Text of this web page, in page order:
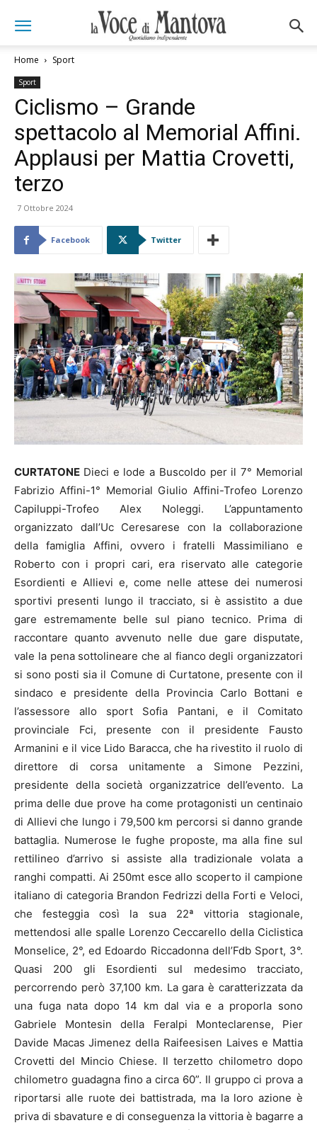
Home Sport
Sport
Ciclismo – Grande
spettacolo al Memorial Affini.
Applausi per Mattia Crovetti,
terzo
7 Ottobre 2024
Facebook Twitter
CURTATONE Dieci e lode a Buscoldo per il 7° Memorial
Fabrizio Affini-1° Memorial Giulio Affini-Trofeo Lorenzo
Capiluppi-Trofeo Alex Noleggi. L’appuntamento
organizzato dall’Uc Ceresarese con la collaborazione
della famiglia Affini, ovvero i fratelli Massimiliano e
Roberto con i propri cari, era riservato alle categorie
Esordienti e Allievi e, come nelle attese dei numerosi
sportivi presenti lungo il tracciato, si è assistito a due
gare estremamente belle sul piano tecnico. Prima di
raccontare quanto avvenuto nelle due gare disputate,
vale la pena sottolineare che al fianco degli organizzatori
si sono posti sia il Comune di Curtatone, presente con il
sindaco e presidente della Provincia Carlo Bottani e
l’assessore allo sport Sofia Pantani, e il Comitato
provinciale Fci, presente con il presidente Fausto
Armanini e il vice Lido Baracca, che ha rivestito il ruolo di
direttore di corsa unitamente a Simone Pezzini,
presidente della società organizzatrice dell’evento. La
prima delle due prove ha come protagonisti un centinaio
di Allievi che lungo i 79,500 km percorsi si danno grande
battaglia. Numerose le fughe proposte, ma alla fine sul
rettilineo d’arrivo si assiste alla tradizionale volata a
ranghi compatti. Ai 250mt esce allo scoperto il campione
italiano di categoria Brandon Fedrizzi della Forti e Veloci,
che festeggia così la sua 22ª vittoria stagionale,
mettendosi alle spalle Lorenzo Ceccarello della Ciclistica
Monselice, 2°, ed Edoardo Riccadonna dell’Fdb Sport, 3°.
Quasi 200 gli Esordienti sul medesimo tracciato,
percorrendo però 37,100 km. La gara è caratterizzata da
una fuga nata dopo 14 km dal via e a proporla sono
Gabriele Montesin della Feralpi Monteclarense, Pier
Davide Macas Jimenez della Raifeesisen Laives e Mattia
Crovetti del Mincio Chiese. Il terzetto chilometro dopo
chilometro guadagna fino a circa 60”. Il gruppo ci prova a
riportarsi alle ruote dei battistrada, ma la loro azione è
priva di sbavature e di conseguenza la vittoria è bagarre a